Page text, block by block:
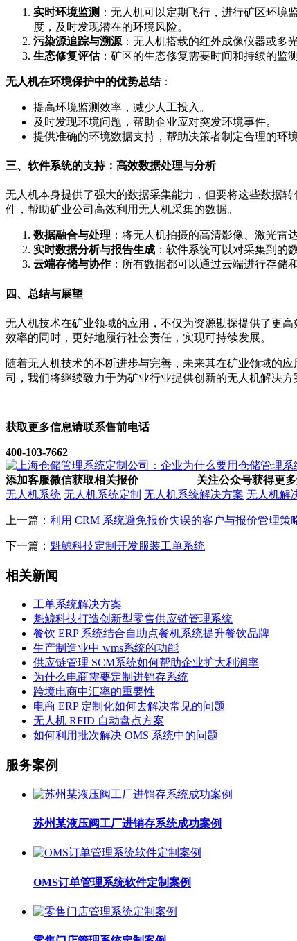
实时环境监测 ：无人机可以定期飞行，进行矿区环
度，及时发现潜在的环境风险。
污染源追踪与溯源 ：无人机搭载的红外成像仪器或多
生态修复评估：矿区的生态修复需要时间和持续的监
无人机在环境保护中的优势总结：
提高环境监测效率，减少人工投入。
及时发现环境问题，帮助企业应对突发环境事件。
提供准确的环境数据支持，帮助决策者制定合理的环
三、软件系统的支持：高效数据处理与分析
无人机本身提供了强大的数据采集能力，但要将这些数据
件，帮助矿业公司高效利用无人机采集的数据。
数据融合与处理 ：将无人机拍摄的高清影像、激光雷
实时数据分析与报告生成 ：软件系统可以对采集到的
云端存储与协作：所有数据都可以通过云端进行存储
四、总结与展望
无人机技术在矿业领域的应用，不仅为资源勘探提供了更
效率的同时，更好地履行社会责任，实现可持续发展。
随着无人机技术的不断进步与完善，未来其在矿业领域的
司，我们将继续致力于为矿业行业提供创新的无人机解决方
获取更多信息请联系售前电话
400-103-7662
添加客服微信获取相关报价
关注公众号获得更
无人机系统 无人机系统定制 无人机系统解决方案 无人机解
上一篇： 利用 CRM 系统避免报价失误的客户与报价管理策
下一篇： 魁鲸科技定制开发服装工单系统
相关新闻
工单系统解决方案
魁鲸科技打造创新型零售供应链管理系统
餐饮 ERP 系统结合自助点餐机系统提升餐饮品牌
生产制造业中 wms系统的功能
供应链管理 SCM系统如何帮助企业扩大利润率
为什么电商需要定制进销存系统
跨境电商中汇率的重要性
电商 ERP 定制化如何去解决常见的问题
无人机 RFID 自动盘点方案
如何利用批次解决 OMS 系统中的问题
服务案例
苏州某液压阀工厂进销存系统成功案例
OMS订单管理系统软件定制案例